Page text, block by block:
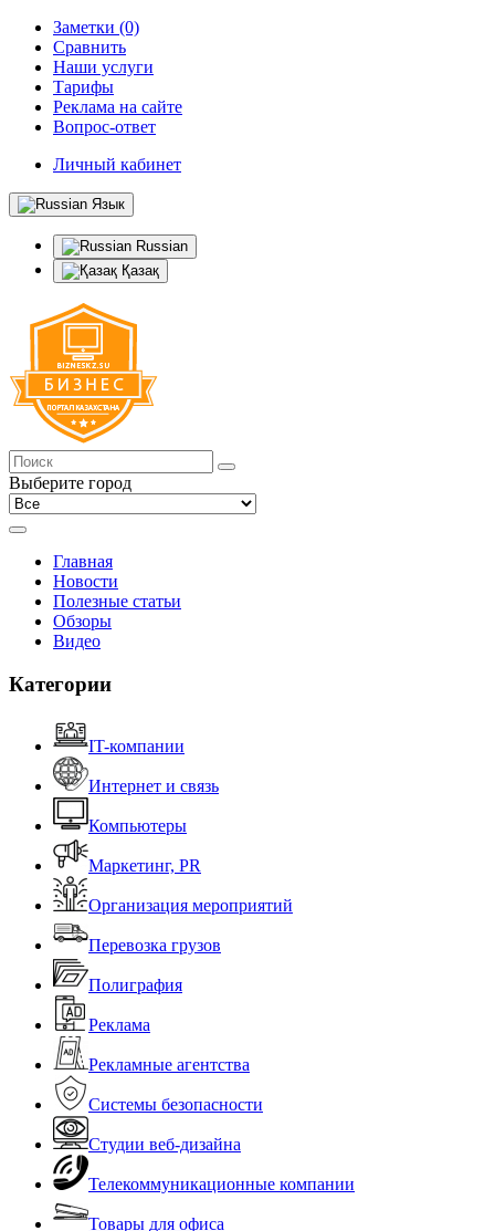
Заметки (0)
Сравнить
Наши услуги
Тарифы
Реклама на сайте
Вопрос-ответ
Личный кабинет
Язык
Russian
Қазақ
Выберите город
Главная
Новости
Полезные статьи
Обзоры
Видео
Категории
IT-компании
Интернет и связь
Компьютеры
Маркетинг, PR
Организация мероприятий
Перевозка грузов
Полиграфия
Реклама
Рекламные агентства
Системы безопасности
Студии веб-дизайна
Телекоммуникационные компании
Товары для офиса